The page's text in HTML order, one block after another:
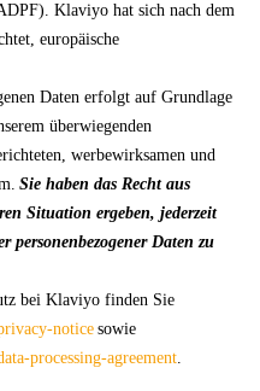
Klaviyo hat sich nach dem
europäische
Daten erfolgt auf Grundlage
überwiegenden
werbewirksamen und
Sie haben das Recht aus
Situation ergeben, jederzeit
personenbezogener Daten zu
bei Klaviyo finden Sie
notice sowie
processing-agreement.